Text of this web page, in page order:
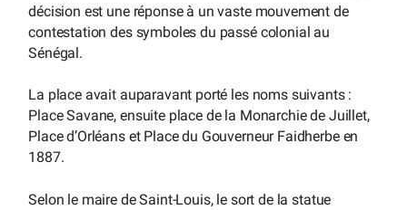
décision est une réponse à un vaste mouvement de
contestation des symboles du passé colonial au
Sénégal.
La place avait auparavant porté les noms suivants :
Place Savane, ensuite place de la Monarchie de Juillet,
Place d’Orléans et Place du Gouverneur Faidherbe en
1887.
Selon le maire de Saint-Louis, le sort de la statue